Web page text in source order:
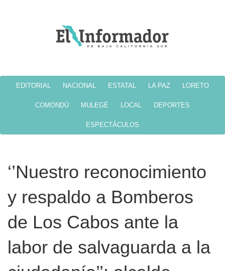
EDITORIAL NACIONAL ESTATAL LA PAZ LORETO
COMONDÚ MULEGÉ LOCAL DEPORTES
ESPECTÁCULOS
‘’Nuestro reconocimiento
y respaldo a Bomberos
de Los Cabos ante la
labor de salvaguarda a la